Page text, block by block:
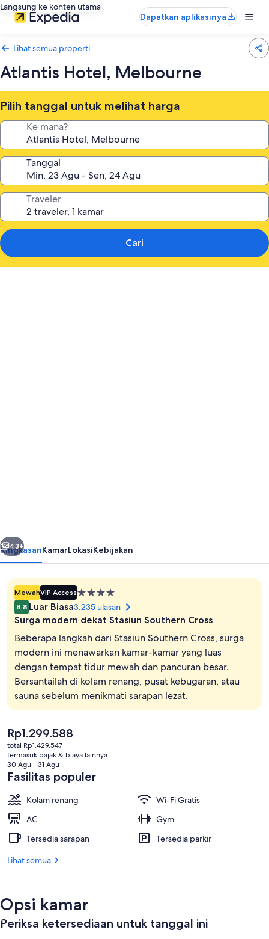
Langsung ke konten utama
Dapatkan aplikasinya
Lihat semua properti
Atlantis Hotel, Melbourne
Pilih tanggal untuk melihat harga
Ke mana?
Tanggal
Traveler
Cari
Kolam renang indoor, dengan kursi
Berikutnya
43+
RingkasanKamarLokasiKebijakan
MewahVIP AccessProperti
bintang
4.0
8,8 Luar Biasa3.235 ulasan
Surga modern dekat Stasiun Southern Cross
Beberapa langkah dari Stasiun Southern Cross, surga
modern ini menawarkan kamar-kamar yang luas
dengan tempat tidur mewah dan pancuran besar.
Bersantailah di kolam renang, pusat kebugaran, atau
sauna sebelum menikmati sarapan lezat.
Harga
saat
ini
Rp1.299.588
Rp1.299.588
total Rp1.429.547
termasuk pajak & biaya lainnya
30 Agu - 31 Agu
Fasilitas populer
Kolam renang
Wi-Fi Gratis
AC
Gym
Tersedia sarapan
Tersedia parkir
Lihat semua
Opsi kamar
Periksa ketersediaan untuk tanggal ini